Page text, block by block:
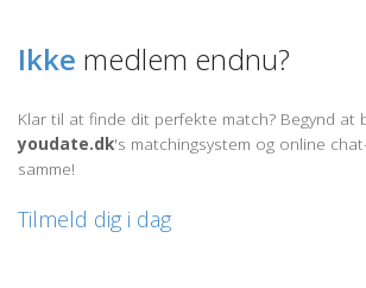
Ikke medlem endnu?
Klar til at finde dit perfekte match? Begynd at
youdate.dk's matchingsystem og online
samme!
Tilmeld dig i dag